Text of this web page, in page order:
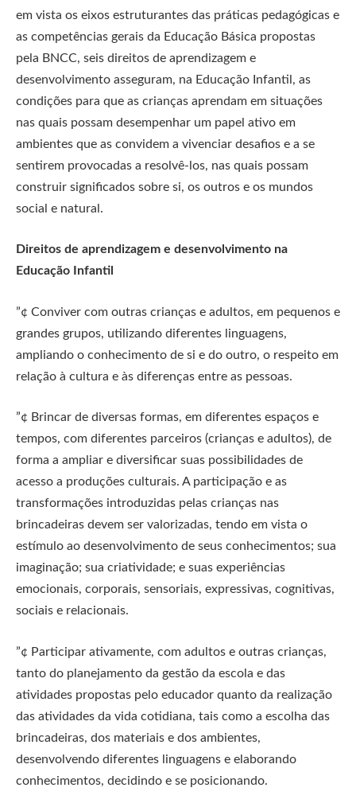
em vista os eixos estruturantes das práticas pedagógicas e
as competências gerais da Educação Básica propostas
pela BNCC, seis direitos de aprendizagem e
desenvolvimento asseguram, na Educação Infantil, as
condições para que as crianças aprendam em situações
nas quais possam desempenhar um papel ativo em
ambientes que as convidem a vivenciar desafios e a se
sentirem provocadas a resolvê-los, nas quais possam
construir significados sobre si, os outros e os mundos
social e natural.
Direitos de aprendizagem e desenvolvimento na
Educação Infantil
”¢ Conviver com outras crianças e adultos, em pequenos e
grandes grupos, utilizando diferentes linguagens,
ampliando o conhecimento de si e do outro, o respeito em
relação à cultura e às diferenças entre as pessoas.
”¢ Brincar de diversas formas, em diferentes espaços e
tempos, com diferentes parceiros (crianças e adultos), de
forma a ampliar e diversificar suas possibilidades de
acesso a produções culturais. A participação e as
transformações introduzidas pelas crianças nas
brincadeiras devem ser valorizadas, tendo em vista o
estímulo ao desenvolvimento de seus conhecimentos; sua
imaginação; sua criatividade; e suas experiências
emocionais, corporais, sensoriais, expressivas, cognitivas,
sociais e relacionais.
”¢ Participar ativamente, com adultos e outras crianças,
tanto do planejamento da gestão da escola e das
atividades propostas pelo educador quanto da realização
das atividades da vida cotidiana, tais como a escolha das
brincadeiras, dos materiais e dos ambientes,
desenvolvendo diferentes linguagens e elaborando
conhecimentos, decidindo e se posicionando.